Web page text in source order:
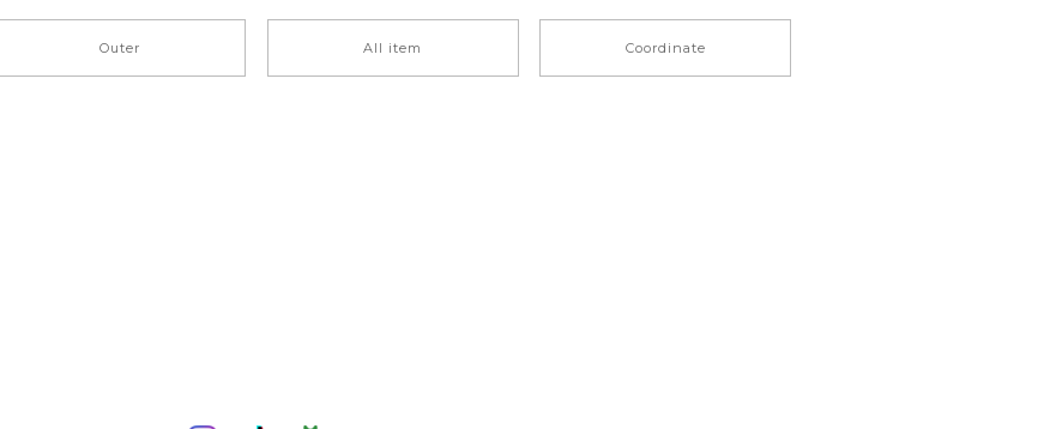
Outer All item Coordinate